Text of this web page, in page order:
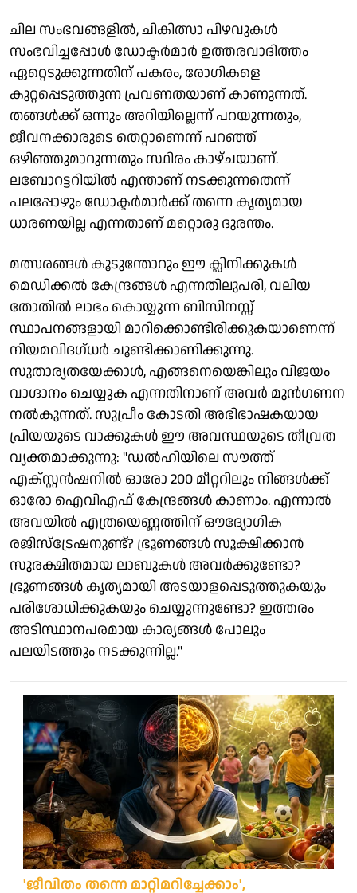
ചില സംഭവങ്ങളിൽ, ചികിത്സാ പിഴവുകൾ
സംഭവിച്ചപ്പോൾ ഡോക്ടർമാർ ഉത്തരവാദിത്തം
ഏറ്റെടുക്കുന്നതിന് പകരം, രോഗികളെ
കുറ്റപ്പെടുത്തുന്ന പ്രവണതയാണ് കാണുന്നത്.
തങ്ങൾക്ക് ഒന്നും അറിയില്ലെന്ന് പറയുന്നതും,
ജീവനക്കാരുടെ തെറ്റാണെന്ന് പറഞ്ഞ്
ഒഴിഞ്ഞുമാറുന്നതും സ്ഥിരം കാഴ്ചയാണ്.
ലബോറട്ടറിയിൽ എന്താണ് നടക്കുന്നതെന്ന്
പലപ്പോഴും ഡോക്ടർമാർക്ക് തന്നെ കൃത്യമായ
ധാരണയില്ല എന്നതാണ് മറ്റൊരു ദുരന്തം.
മത്സരങ്ങൾ കൂടുന്തോറും ഈ ക്ലിനിക്കുകൾ
മെഡിക്കൽ കേന്ദ്രങ്ങൾ എന്നതിലുപരി, വലിയ
തോതിൽ ലാഭം കൊയ്യുന്ന ബിസിനസ്സ്
സ്ഥാപനങ്ങളായി മാറിക്കൊണ്ടിരിക്കുകയാണെന്ന്
നിയമവിദഗ്ധർ ചൂണ്ടിക്കാണിക്കുന്നു.
സുതാര്യതയേക്കാൾ, എങ്ങനെയെങ്കിലും വിജയം
വാഗ്ദാനം ചെയ്യുക എന്നതിനാണ് അവർ മുൻഗണന
നൽകുന്നത്. സുപ്രീം കോടതി അഭിഭാഷകയായ
പ്രിയയുടെ വാക്കുകൾ ഈ അവസ്ഥയുടെ തീവ്രത
വ്യക്തമാക്കുന്നു: "ഡൽഹിയിലെ സൗത്ത്
എക്സ്റ്റൻഷനിൽ ഓരോ 200 മീറ്ററിലും നിങ്ങൾക്ക്
ഓരോ ഐവിഎഫ് കേന്ദ്രങ്ങൾ കാണാം. എന്നാൽ
അവയിൽ എത്രയെണ്ണത്തിന് ഔദ്യോഗിക
രജിസ്ട്രേഷനുണ്ട്? ഭ്രൂണങ്ങൾ സൂക്ഷിക്കാൻ
സുരക്ഷിതമായ ലാബുകൾ അവർക്കുണ്ടോ?
ഭ്രൂണങ്ങൾ കൃത്യമായി അടയാളപ്പെടുത്തുകയും
പരിശോധിക്കുകയും ചെയ്യുന്നുണ്ടോ? ഇത്തരം
അടിസ്ഥാനപരമായ കാര്യങ്ങൾ പോലും
പലയിടത്തും നടക്കുന്നില്ല."
'ജീവിതം തന്നെ മാറ്റിമറിച്ചേക്കാം',